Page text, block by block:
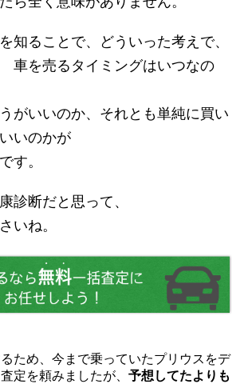
知ることで、どういった考えで、
車を売るタイミングはいつなの
がいいのか、それとも単純に買い
いのかが
す。
診断だと思って、
いね。
ため、今まで乗っていたプリウスをデ
定を頼みましたが、 予想してたよりも